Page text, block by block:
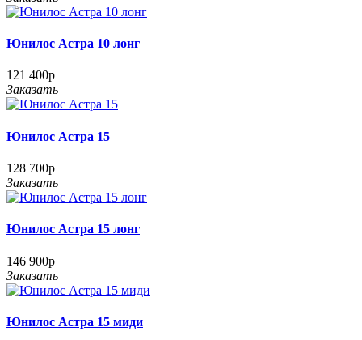
Юнилос Астра 10 лонг
121 400р
Заказать
Юнилос Астра 15
128 700р
Заказать
Юнилос Астра 15 лонг
146 900р
Заказать
Юнилос Астра 15 миди